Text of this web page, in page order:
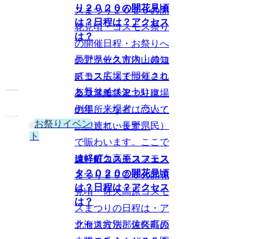
スまつり２０２０の開
花見頃・コスモス祭り
の開催日程・お祭りへ
のアクセス方法・越知
町コスモスまつり２０
２０混雑状況・駐車場
の場所」などについて
解説しています。
り２０２０の開花見頃
は？日程は？アクセス
は？
長野県佐久市内山のコ
スモス広場で開催され
るコスモスまつりは、
例年、来場者（恋人・
家族連れ・長野県民）
で賑わいます。ここで
は「佐久高原コスモス
まつり２０２０の開花
見頃・佐久高原コスモ
スまつりの日程は・ア
クセス方法・佐久高原
お祭りイベント
お祭りイベン
ト
遠軽町コスモスフェス
タ２０２０の開花見頃
は？日程は？アクセス
は？
北海道紋別郡遠軽町の